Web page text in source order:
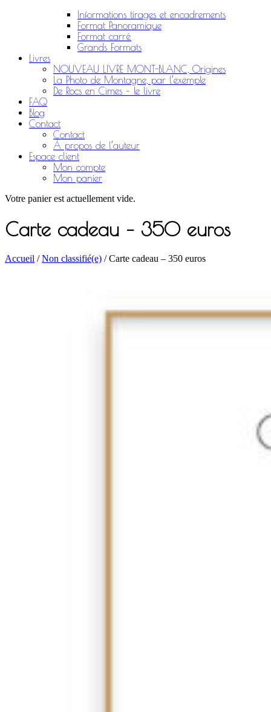
Informations tirages et encadrements
Format Panoramique
Format carré
Grands Formats
Livres
NOUVEAU LIVRE MONT-BLANC, Origines
La Photo de Montagne, par l’exemple
De Rocs en Cimes – le livre
FAQ
Blog
Contact
Contact
À propos de l’auteur
Espace client
Mon compte
Mon panier
Votre panier est actuellement vide.
Carte cadeau – 350 euros
Accueil /Non classifié(e) / Carte cadeau – 350 euros